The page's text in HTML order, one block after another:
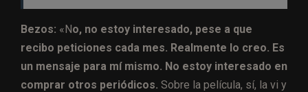
Bezos: «No, no estoy interesado, pese a que
recibo peticiones cada mes. Realmente lo creo. Es
un mensaje para mí mismo. No estoy interesado en
comprar otros periódicos. Sobre la película, sí, la vi y